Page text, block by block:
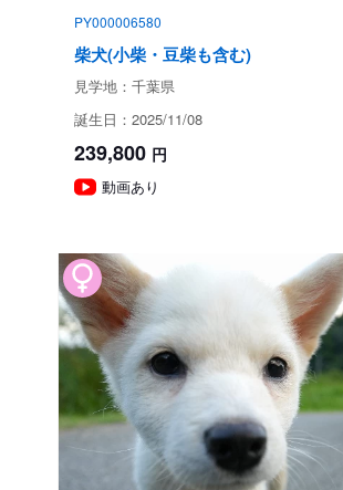
PY000006580
柴犬(小柴・豆柴も含む)
見学地：千葉県
誕生日：2025/11/08
239,800 円
動画あり